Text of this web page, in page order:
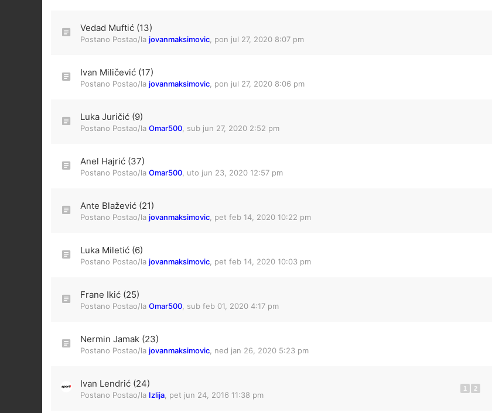
Vedad Muftić (13)
Postano Postao/la jovanmaksimovic pon jul 27, 2020 8:07 pm
Ivan Miličević (17)
Postano Postao/la jovanmaksimovic pon jul 27, 2020 8:06 pm
Luka Juričić (9)
Postano Postao/la Omar500 sub jun 27, 2020 2:52 pm
Anel Hajrić (37)
Postano Postao/la Omar500 uto jun 23, 2020 12:57 pm
Ante Blažević (21)
Postano Postao/la jovanmaksimovic pet feb 14, 2020 10:22 pm
Luka Miletić (6)
Postano Postao/la jovanmaksimovic pet feb 14, 2020 10:03 pm
Frane Ikić (25)
Postano Postao/la Omar500 sub feb 01, 2020 4:17 pm
Nermin Jamak (23)
Postano Postao/la jovanmaksimovic ned jan 26, 2020 5:23 pm
Ivan Lendrić (24)
Postano Postao/la Izlija pet jun 24, 2016 11:38 pm
1 2